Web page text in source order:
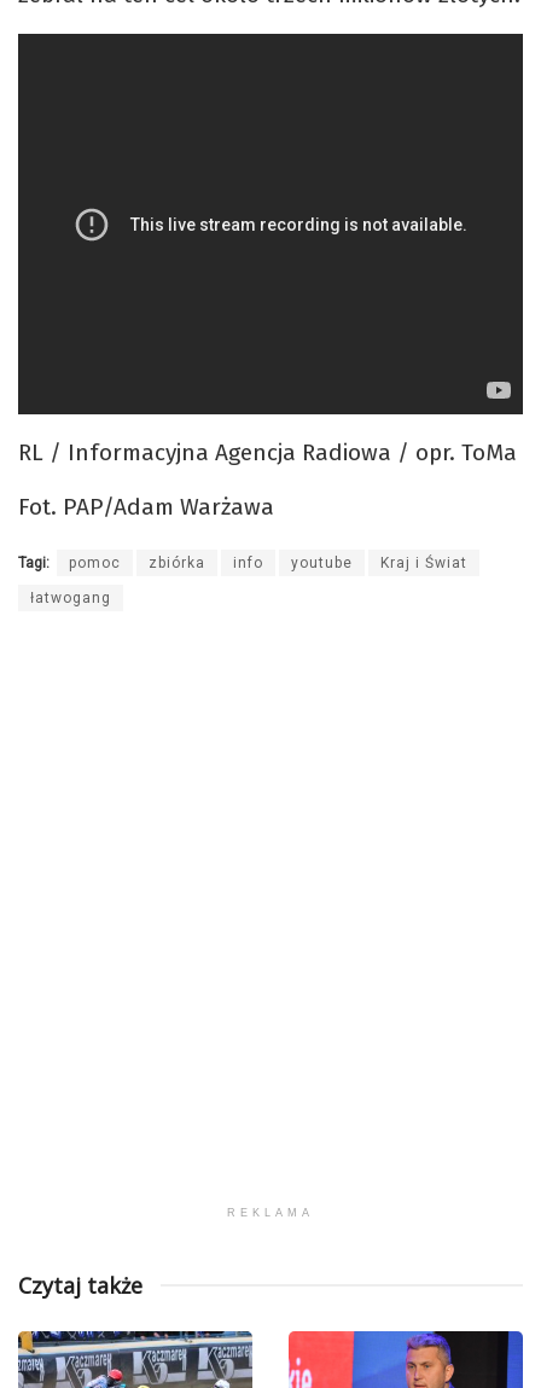
RL / Informacyjna Agencja Radiowa / opr. ToMa
Fot. PAP/Adam Warżawa
Tagi: pomoc zbiórka info youtube Kraj i Świat
łatwogang
REKLAMA
Czytaj także